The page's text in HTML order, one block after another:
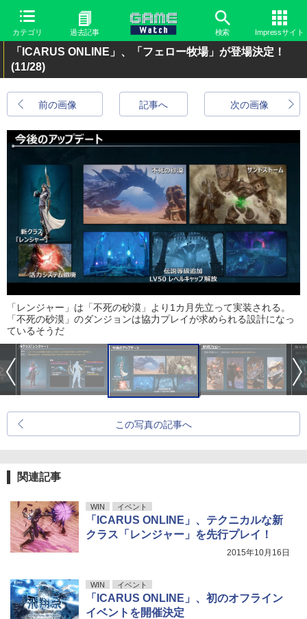
カテゴリ 過去記事 検索 Impressサイト
「ICARUS ONLINE」、「フェロー牧場」が登場決定！
(11/28)
前の画像 次の画像
記事へ
「レンジャー」は「不死の砂漠」より1カ月先立って実装される。
「不死の砂漠」のダンジョンは協力プレイが求められる設計になっ
ているそうだ
この写真の記事へ
関連記事
WIN イベント
「ICARUS ONLINE」、テクニカルな新
クラス「レンジャー」を先行プレイ！
2015年10月16日
WIN イベント
「ICARUS ONLINE」、初のオフライン
イベントを開催決定